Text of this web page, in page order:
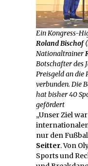
Ein Kongress-
Roland Bischof
Nationaltrainer
Botschafter des
Preisgeld an die
verbunden. Die
hat bisher 40
gefördert
„Unser Ziel
nur den
Seitter. Von
Sports und